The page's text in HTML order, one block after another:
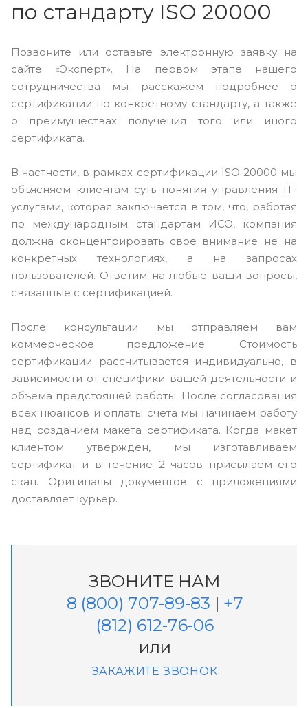
по стандарту ISO 20000
Позвоните или оставьте электронную заявку на
сайте «Эксперт». На первом этапе нашего
сотрудничества мы расскажем подробнее о
сертификации по конкретному стандарту, а также
о преимуществах получения того или иного
сертификата.
В частности, в рамках сертификации ISO 20000 мы
объясняем клиентам суть понятия управления IT-
услугами, которая заключается в том, что, работая
по международным стандартам ИСО, компания
должна сконцентрировать свое внимание не на
конкретных технологиях, а на запросах
пользователей. Ответим на любые ваши вопросы,
связанные с сертификацией.
После консультации мы отправляем вам
коммерческое предложение. Стоимость
сертификации рассчитывается индивидуально, в
зависимости от специфики вашей деятельности и
объема предстоящей работы. После согласования
всех нюансов и оплаты счета мы начинаем работу
над созданием макета сертификата. Когда макет
клиентом утвержден, мы изготавливаем
сертификат и в течение 2 часов присылаем его
скан. Оригиналы документов с приложениями
доставляет курьер.
ЗВОНИТЕ НАМ
8 (800) 707-89-83 | +7
(812) 612-76-06
или
ЗАКАЖИТЕ ЗВОНОК